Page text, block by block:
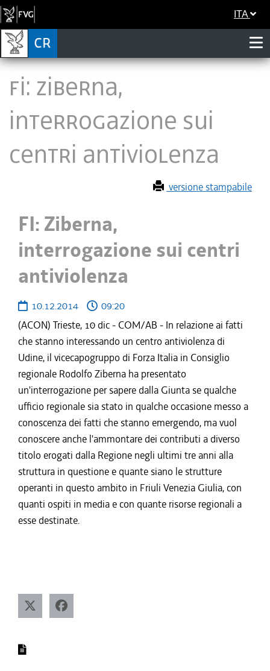
ITA
FI: Ziberna,
interrogazione sui
centri antiviolenza
versione stampabile
FI: Ziberna,
interrogazione sui centri
antiviolenza
10.12.2014
09:20
(ACON) Trieste, 10 dic - COM/AB - In relazione ai fatti
che stanno interessando un centro antiviolenza di
Udine, il vicecapogruppo di Forza Italia in Consiglio
regionale Rodolfo Ziberna ha presentato
un'interrogazione per sapere dalla Giunta se qualche
ufficio regionale sia stato in qualche occasione messo a
conoscenza dei fatti che stanno emergendo, ma vuol
conoscere anche l'ammontare dei contributi a diverso
titolo erogati dalla Regione negli ultimi tre anni alla
struttura in questione e quante siano le strutture
operanti in questo ambito in Friuli Venezia Giulia, con
quanti ospiti in media e con quante risorse regionali a
esse destinate.